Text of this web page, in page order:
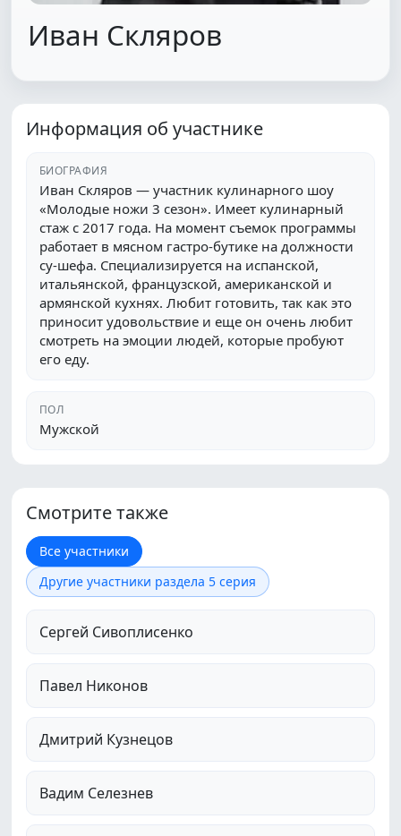
Иван Скляров
Информация об участнике
БИОГРАФИЯ
Иван Скляров — участник кулинарного шоу
«Молодые ножи 3 сезон». Имеет кулинарный
стаж с 2017 года. На момент съемок программы
работает в мясном гастро-бутике на должности
су-шефа. Специализируется на испанской,
итальянской, французской, американской и
армянской кухнях. Любит готовить, так как это
приносит удовольствие и еще он очень любит
смотреть на эмоции людей, которые пробуют
его еду.
ПОЛ
Мужской
Смотрите также
Все участники
Другие участники раздела 5 серия
Сергей Сивоплисенко
Павел Никонов
Дмитрий Кузнецов
Вадим Селезнев